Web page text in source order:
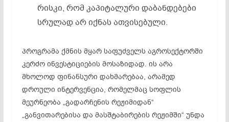
რისკი, რომ კაპიტალური დაბანდებები
სრულად არ იქნას ათვისებული.
პროგრამა ქმნის მყარ საფუძველს აგროსექტორში
კერძო ინვესტიციების მოსაზიდად. ის არა
მხოლოდ ფინანსური დახმარებაა, არამედ
დროული ინტერვენცია, რომელმაც სოფლის
მეურნეობა „გადარჩენის რეჟიმიდან“
„განვითარებისა და მასშტაბირების რეჟიმში“ უნდა